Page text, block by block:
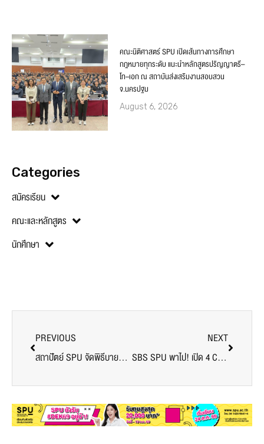
คณะนิติศาสตร์ SPU เปิดเส้นทางการศึกษา
กฎหมายทุกระดับ แนะนำหลักสูตรปริญญาตรี–
โท–เอก ณ สถาบันส่งเสริมงานสอบสวน
จ.นครปฐม
August 6, 2026
Categories
สมัครเรียน
คณะและหลักสูตร
นักศึกษา
PREVIOUS
สถาปัตย์ SPU จัดพิธีบายศรีสู่ขวัญน้องใหม่”63
NEXT
SBS SPU พาไป! เปิด 4 CONTENT สำหรับการทำ CONTENT MARKETING